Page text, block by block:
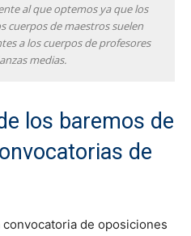
al que optemos ya que los
cuerpos de maestros suelen
a los cuerpos de profesores
medias.
los baremos de
de
convocatoria de oposiciones